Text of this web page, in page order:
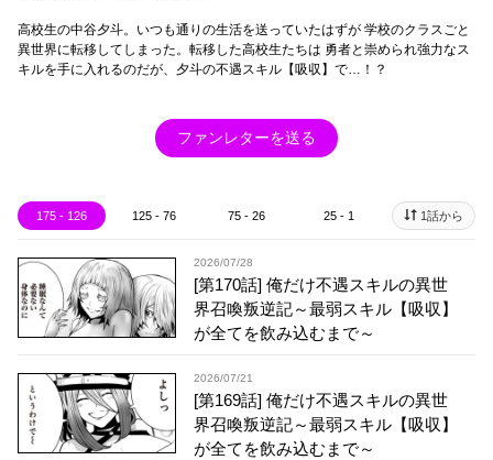
高校生の中谷夕斗。いつも通りの生活を送っていたはずが 学校のクラスごと
異世界に転移してしまった。転移した高校生たちは 勇者と崇められ強力なス
キルを手に入れるのだが、夕斗の不遇スキル【吸収】で…！？
ファンレターを送る
175 - 126 125 - 76 75 - 26 25 - 1 1話から
2026/07/28
[第170話] 俺だけ不遇スキルの異世
界召喚叛逆記～最弱スキル【吸収】
が全てを飲み込むまで～
2026/07/21
[第169話] 俺だけ不遇スキルの異世
界召喚叛逆記～最弱スキル【吸収】
が全てを飲み込むまで～